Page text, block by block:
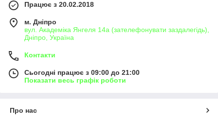
Працює з 20.02.2018
м. Дніпро
вул. Академіка Янгеля 14а (зателефонувати заздалегідь),
Дніпро, Україна
Контакти
Сьогодні працює з 09:00 до 21:00
Показати весь графік роботи
Про нас